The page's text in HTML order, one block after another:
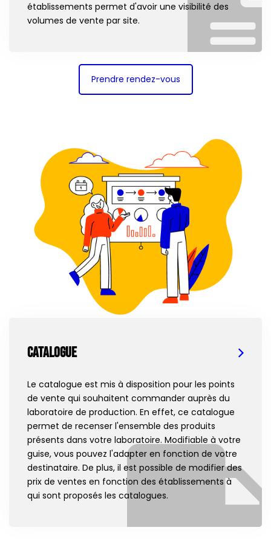
établissements permet d'avoir une visibilité des
volumes de vente par site.
Prendre rendez-vous
Catalogue
Le catalogue est mis à disposition pour les points
de vente qui souhaitent commander auprès du
laboratoire de production. En effet, ce catalogue
permet de recenser l'ensemble des produits
présents dans votre laboratoire. Modifiable à votre
guise, vous pouvez l'adapter en fonction de votre
destinataire. De plus, il est possible de modifier des
prix de ventes en fonction des établissements à
qui sont proposés les catalogues.